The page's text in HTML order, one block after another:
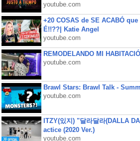
youtube.com
+20 COSAS de SE ACABÓ que
É!!??| Katie Angel
youtube.com
REMODELANDO MI
youtube.com
Brawl Stars: Brawl Talk -
youtube.com
ITZY(있지) "달라달라(DALLA
actice (2020 Ver.)
youtube.com